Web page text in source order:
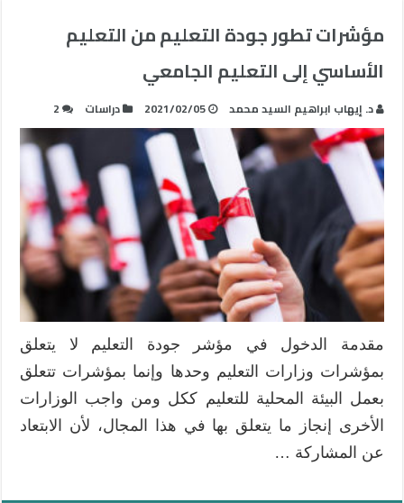
مؤشرات تطور جودة التعليم من التعليم
الأساسي إلى التعليم الجامعي
د. إيهاب ابراهيم السيد محمد 2021/02/05 دراسات 2
مقدمة الدخول في مؤشر جودة التعليم لا يتعلق
بمؤشرات وزارات التعليم وحدها وإنما بمؤشرات تتعلق
بعمل البيئة المحلية للتعليم ككل ومن واجب الوزارات
الأخرى إنجاز ما يتعلق بها في هذا المجال، لأن الابتعاد
عن المشاركة …